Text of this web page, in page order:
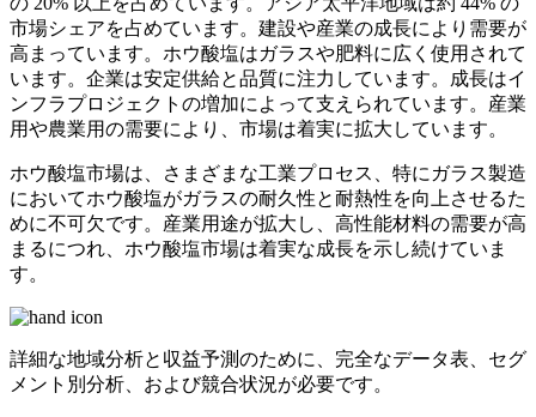
市場シェアを占めています。建設や産業の成長により需要が
高まっています。ホウ酸塩はガラスや肥料に広く使用されて
います。企業は安定供給と品質に注力しています。成長はイ
ンフラプロジェクトの増加によって支えられています。産業
用や農業用の需要により、市場は着実に拡大しています。
ホウ酸塩市場は、さまざまな工業プロセス、特にガラス製造
においてホウ酸塩がガラスの耐久性と耐熱性を向上させるた
めに不可欠です。産業用途が拡大し、高性能材料の需要が高
まるにつれ、ホウ酸塩市場は着実な成長を示し続けていま
す。
詳細な地域分析と収益予測のために、 完全なデータ表、セグ
メント別分析、および競合状況が必要です。